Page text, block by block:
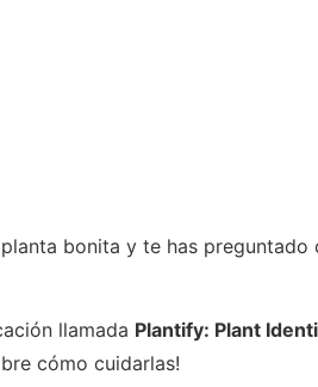
bonita y te has
llamada Plantify: Plant
cómo cuidarlas!